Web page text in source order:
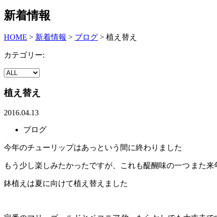
新着情報
HOME > 新着情報 > ブログ > 植え替え
カテゴリー:
植え替え
2016.04.13
ブログ
今年のチューリップはあっという間に終わりました
もう少し楽しみたかったですが、これも醍醐味の一つ また来
鉢植えは夏に向けて植え替えました